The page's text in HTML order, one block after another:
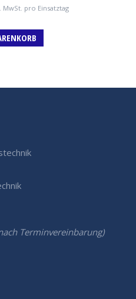
MwSt. pro Einsatztag
Terminvereinbarung)